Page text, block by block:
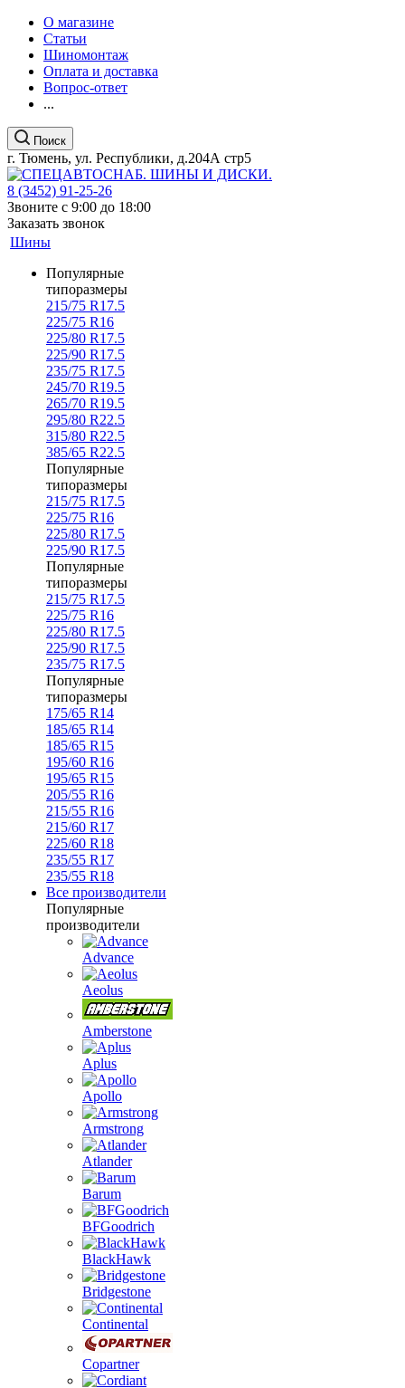
О магазине
Статьи
Шиномонтаж
Оплата и доставка
Вопрос-ответ
...
Поиск
г. Тюмень, ул. Республики, д.204А стр5
8 (3452) 91-25-26
Звоните с 9:00 до 18:00
Заказать звонок
Шины
Популярные
типоразмеры
215/75 R17.5
225/75 R16
225/80 R17.5
225/90 R17.5
235/75 R17.5
245/70 R19.5
265/70 R19.5
295/80 R22.5
315/80 R22.5
385/65 R22.5
Популярные
типоразмеры
215/75 R17.5
225/75 R16
225/80 R17.5
225/90 R17.5
Популярные
типоразмеры
215/75 R17.5
225/75 R16
225/80 R17.5
225/90 R17.5
235/75 R17.5
Популярные
типоразмеры
175/65 R14
185/65 R14
185/65 R15
195/60 R16
195/65 R15
205/55 R16
215/55 R16
215/60 R17
225/60 R18
235/55 R17
235/55 R18
Все производители
Популярные
производители
Advance
Aeolus
Amberstone
Aplus
Apollo
Armstrong
Atlander
Barum
BFGoodrich
BlackHawk
Bridgestone
Continental
Copartner